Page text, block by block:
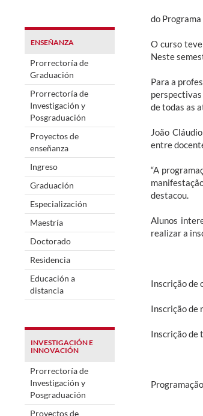
ENSEÑANZA
Prorrectoría de
Graduación
Prorrectoría de
Investigación y
Posgraduación
Proyectos de
enseñanza
Ingreso
Graduación
Especialización
Maestría
Doctorado
Residencia
Educación a
distancia
INVESTIGACIÓN E
INNOVACIÓN
Prorrectoría de
Investigación y
Posgraduación
Proyectos de
do
O curso
Neste
Para a
de todas as
João
entre
“A
destacou.
Alunos
realizar a
Inscrição de
Inscrição de
Inscrição de